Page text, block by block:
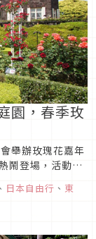
園，春季玫
舉辦玫瑰花嘉年
鬧登場，活動持
參加夜間導覽的
上八點到八點...
、 日本自由行 、 東